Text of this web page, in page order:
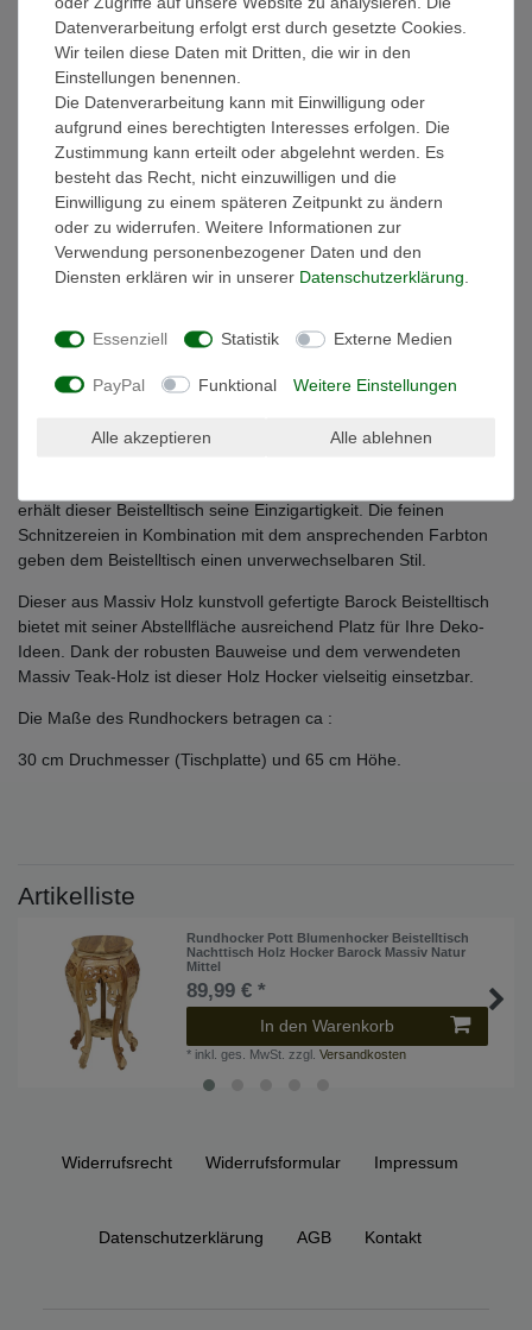
* inkl. ges. MwSt. zzgl.Versandkosten
Beschreibung
Technische Daten
Mit diesem Barock Beistelltisch aus massivem Teakholz setzen
erhält dieser Beistelltisch seine Einzigartigkeit. Die feinen
Schnitzereien in Kombination mit dem ansprechenden Farbton
geben dem Beistelltisch einen unverwechselbaren Stil.
Dieser aus Massiv Holz kunstvoll gefertigte Barock Beistelltisch
bietet mit seiner Abstellfläche ausreichend Platz für Ihre Deko-
Ideen. Dank der robusten Bauweise und dem verwendeten
Massiv Teak-Holz ist dieser Holz Hocker vielseitig einsetzbar.
Die Maße des Rundhockers betragen ca :
30 cm Druchmesser (Tischplatte) und 65 cm Höhe.
Artikelliste
Rundhocker Pott Blumenhocker Beistelltisch
Nachttisch Holz Hocker Barock Massiv Natur
Mittel
89,99 € *
In den Warenkorb
* inkl. ges. MwSt. zzgl.Versandkosten
Widerrufs­recht Widerrufs­formular Impressum
Daten­schutz­erklärung AGB Kontakt
Datenverarbeitung erfolgt erst durch gesetzte Cookies.
Wir teilen diese Daten mit Dritten, die wir in den
Einstellungen benennen.
Die Datenverarbeitung kann mit Einwilligung oder
aufgrund eines berechtigten Interesses erfolgen. Die
Zustimmung kann erteilt oder abgelehnt werden. Es
besteht das Recht, nicht einzuwilligen und die
Einwilligung zu einem späteren Zeitpunkt zu ändern
oder zu widerrufen. Weitere Informationen zur
Verwendung personenbezogener Daten und den
Diensten erklären wir in unserer Daten­schutz­erklärung
Essenziell Statistik Externe Medien
PayPal Funktional Weitere Einstellungen
Alle akzeptieren Alle ablehnen